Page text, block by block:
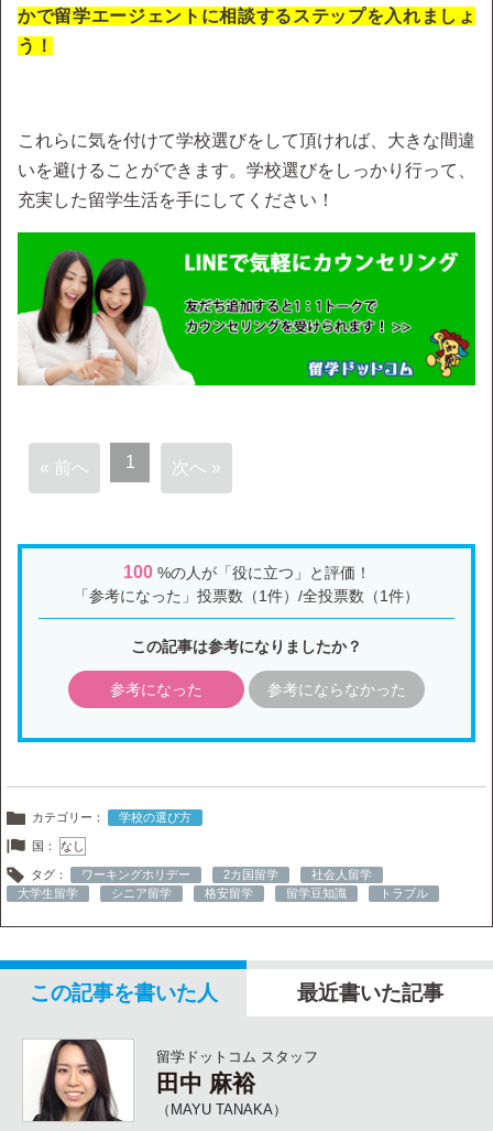
かで留学エージェントに相談するステップを入れましょ
う！
これらに気を付けて学校選びをして頂ければ、大きな間違
いを避けることができます。学校選びをしっかり行って、
充実した留学生活を手にしてください！
« 前へ 1 次へ »
100%の人が「役に立つ」と評価！
「参考になった」投票数（1件）/全投票数（1件）
この記事は参考になりましたか？
参考になった 参考にならなかった
カテゴリー： 学校の選び方
国： なし
タグ： ワーキングホリデー 2カ国留学
社会人留学
大学生留学
シニア留学 格安留学 留学豆知識 トラブル
この記事を書いた人 最近書いた記事
留学ドットコム スタッフ
田中 麻裕
（MAYU TANAKA）